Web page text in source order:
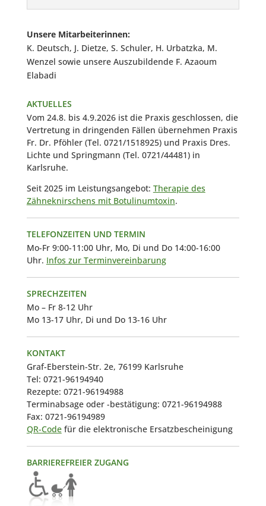
Unsere Mitarbeiterinnen:
K. Deutsch, J. Dietze, S. Schuler, H. Urbatzka, M.
Wenzel sowie unsere Auszubildende F. Azaoum
Elabadi
AKTUELLES
Vom 24.8. bis 4.9.2026 ist die Praxis geschlossen, die
Vertretung in dringenden Fällen übernehmen Praxis
Fr. Dr. Pföhler (Tel. 0721/1518925) und Praxis Dres.
Lichte und Springmann (Tel. 0721/44481) in
Karlsruhe.
Seit 2025 im Leistungsangebot: Therapie des
Zähneknirschens mit Botulinumtoxin.
TELEFONZEITEN UND TERMIN
Mo-Fr 9:00-11:00 Uhr, Mo, Di und Do 14:00-16:00
Uhr. Infos zur Terminvereinbarung
SPRECHZEITEN
Mo – Fr 8-12 Uhr
Mo 13-17 Uhr, Di und Do 13-16 Uhr
KONTAKT
Graf-Eberstein-Str. 2e, 76199 Karlsruhe
Tel: 0721-96194940
Rezepte: 0721-96194988
Terminabsage oder -bestätigung: 0721-96194988
Fax: 0721-96194989
QR-Codefür die elektronische Ersatzbescheinigung
BARRIEREFREIER ZUGANG